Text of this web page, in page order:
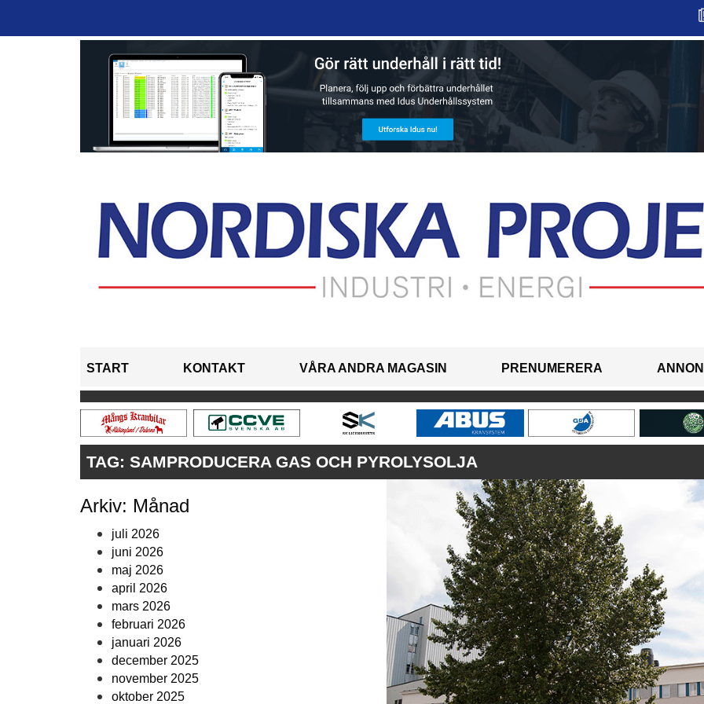
START KONTAKT VÅRA ANDRA MAGASIN PRENUMERERA
TAG: SAMPRODUCERA GAS OCH PYROLYSOLJA
Arkiv: Månad
juli 2026
juni 2026
maj 2026
april 2026
mars 2026
februari 2026
januari 2026
december 2025
november 2025
oktober 2025